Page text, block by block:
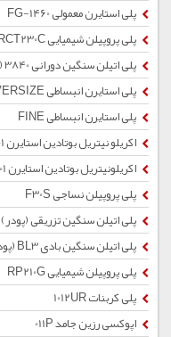
پلی استایرن معمولی 1460-FG
پلی پروپیلن شیمیایی ZRCT230C
پلی اتیلن سنگین دورانی 3840 (پودر)
پلی استایرن انبساطی OVERSIZE
پلی استایرن انبساطی FINE
اکریلو نیتریل بوتادین استایرن SV0157W2901
اکریلونیتریل بوتادین استایرن SV0157W2901
پلی پروپیلن نساجی F30S
پلی اتیلن سنگین تزریقی (پودر) 52518
پلی اتیلن سنگین بادی BL3 (پودر)
پلی پروپیلن شیمیایی RP210G
پلی کربنات 1012UR
اپوکسی رزین جامد 011P